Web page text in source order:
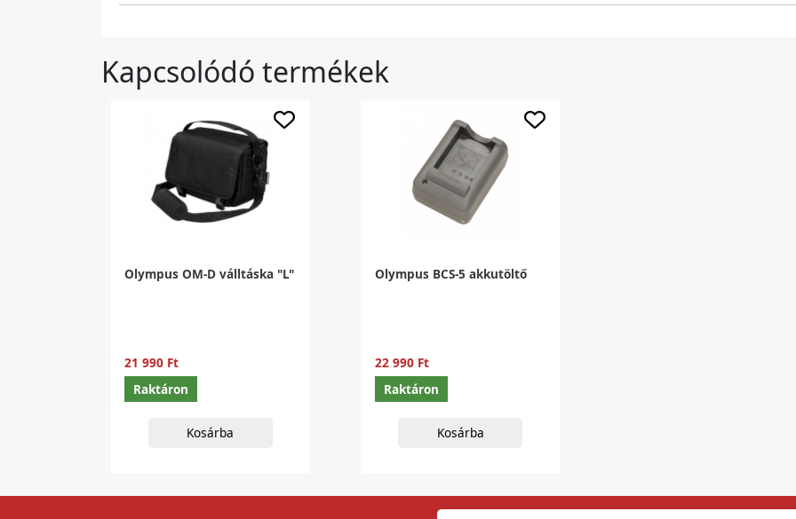
Kapcsolódó termékek
Olympus OM-D válltáska "L"
21 990 Ft
Raktáron
Kosárba
Olympus BCS-5 akkutöltő
22 990 Ft
Raktáron
Kosárba